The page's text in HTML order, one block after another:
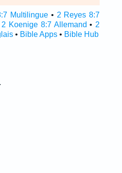
Multilingue • 2 Reyes 8:7
2 Koenige 8:7 Allemand • 2
• Bible Apps• Bible Hub
.